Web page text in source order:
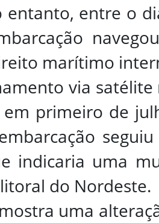
entanto, entre o
marítimo
via
em primeiro de
indicaria uma
do Nordeste.
uma